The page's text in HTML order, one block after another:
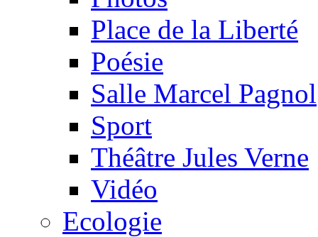
Place de la Liberté
Poésie
Salle Marcel Pagnol
Sport
Théâtre Jules Verne
Vidéo
Ecologie